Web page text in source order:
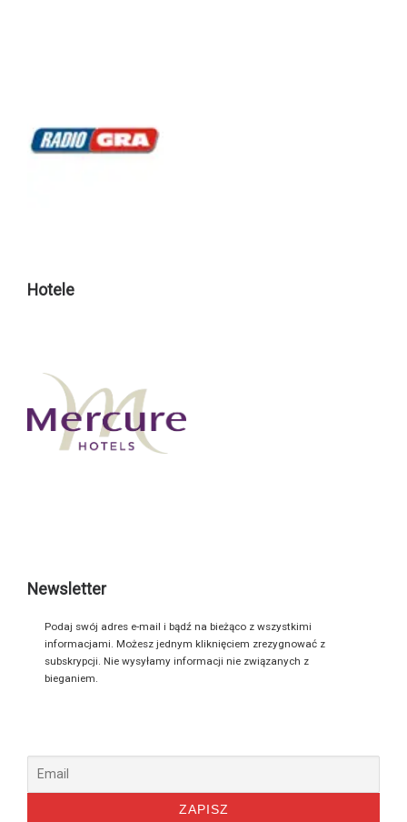
Hotele
Newsletter
Podaj swój adres e-mail i bądź na bieżąco z wszystkimi
informacjami. Możesz jednym kliknięciem zrezygnować z
subskrypcji. Nie wysyłamy informacji nie związanych z
bieganiem.